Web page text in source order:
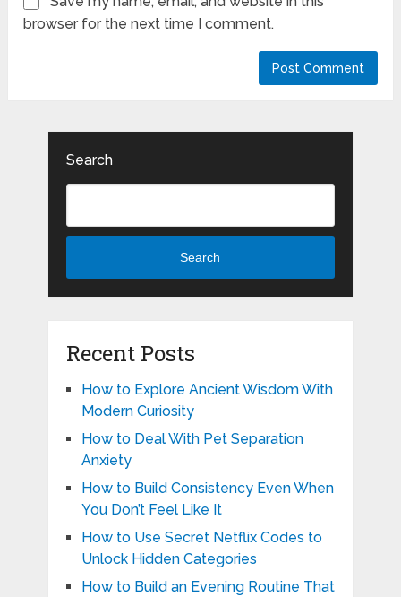
browser for the next time I comment.
Search
Search
Recent Posts
How to Explore Ancient Wisdom With
Modern Curiosity
How to Deal With Pet Separation
Anxiety
How to Build Consistency Even When
You Don’t Feel Like It
How to Use Secret Netflix Codes to
Unlock Hidden Categories
How to Build an Evening Routine That